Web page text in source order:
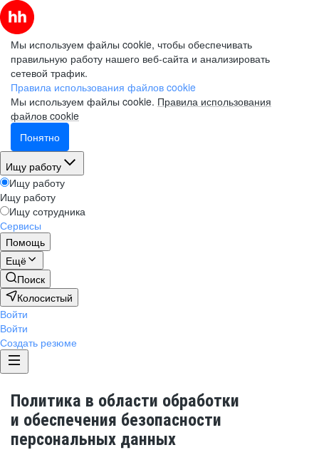
Мы используем файлы cookie, чтобы обеспечивать
правильную работу нашего веб-сайта и анализировать
сетевой трафик.
Правила использования файлов cookie
Мы используем файлы cookie. Правила использования
файлов cookie
Понятно
Ищу работу
Ищу работу
Ищу работу
Ищу сотрудника
Сервисы
Помощь
Ещё
Поиск
Колосистый
Войти
Войти
Создать резюме
Политика в области обработки
и обеспечения безопасности
персональных данных